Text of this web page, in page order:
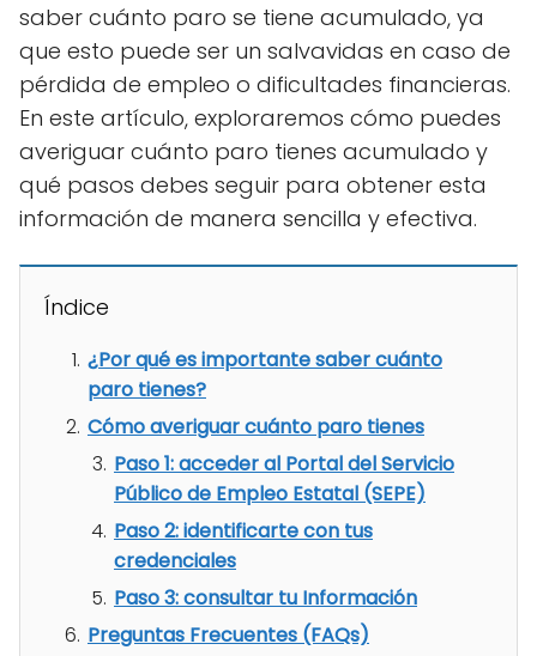
saber cuánto paro se tiene acumulado, ya
que esto puede ser un salvavidas en caso de
pérdida de empleo o dificultades financieras.
En este artículo, exploraremos cómo puedes
averiguar cuánto paro tienes acumulado y
qué pasos debes seguir para obtener esta
información de manera sencilla y efectiva.
Índice
¿Por qué es importante saber cuánto
paro tienes?
Cómo averiguar cuánto paro tienes
Paso 1: acceder al Portal del Servicio
Público de Empleo Estatal (SEPE)
Paso 2: identificarte con tus
credenciales
Paso 3: consultar tu Información
Preguntas Frecuentes (FAQs)